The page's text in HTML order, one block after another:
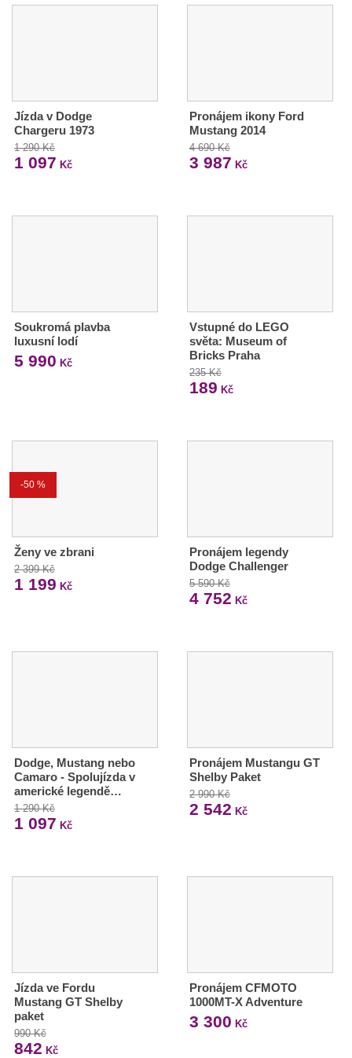
Jízda v Dodge
Chargeru 1973
1 290 Kč
1 097 Kč
Pronájem ikony Ford
Mustang 2014
4 690 Kč
3 987 Kč
Soukromá plavba
luxusní lodí
5 990 Kč
Vstupné do LEGO
světa: Museum of
Bricks Praha
235 Kč
189 Kč
-50 %
Ženy ve zbrani
2 399 Kč
1 199 Kč
Pronájem legendy
Dodge Challenger
5 590 Kč
4 752 Kč
Dodge, Mustang nebo
Camaro - Spolujízda v
americké legendě…
1 290 Kč
1 097 Kč
Pronájem Mustangu GT
Shelby Paket
2 990 Kč
2 542 Kč
Jízda ve Fordu
Mustang GT Shelby
paket
990 Kč
842 Kč
Pronájem CFMOTO
1000MT-X Adventure
3 300 Kč